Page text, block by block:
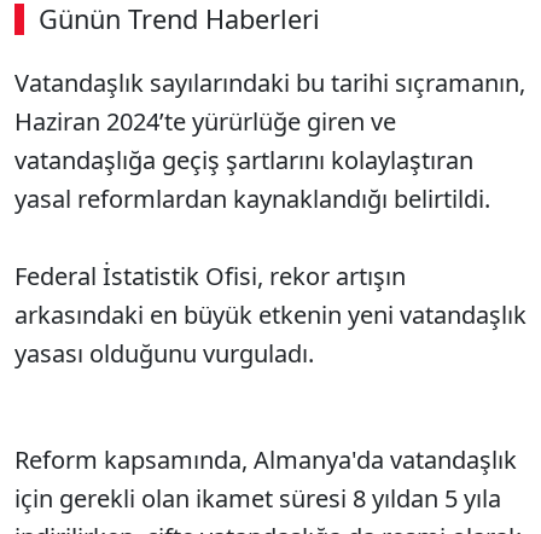
Günün Trend Haberleri
Vatandaşlık sayılarındaki bu tarihi sıçramanın,
Haziran 2024’te yürürlüğe giren ve
vatandaşlığa geçiş şartlarını kolaylaştıran
yasal reformlardan kaynaklandığı belirtildi.
Federal İstatistik Ofisi, rekor artışın
arkasındaki en büyük etkenin yeni vatandaşlık
yasası olduğunu vurguladı.
Reform kapsamında, Almanya'da vatandaşlık
için gerekli olan ikamet süresi 8 yıldan 5 yıla